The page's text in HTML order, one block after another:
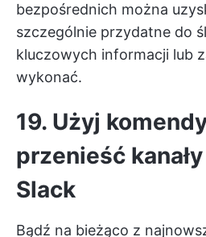
bezpośrednich można
szczególnie przydatne do
kluczowych informacji lub
wykonać.
19. Użyj
przenieść kanały
Slack
Bądź na bieżąco z